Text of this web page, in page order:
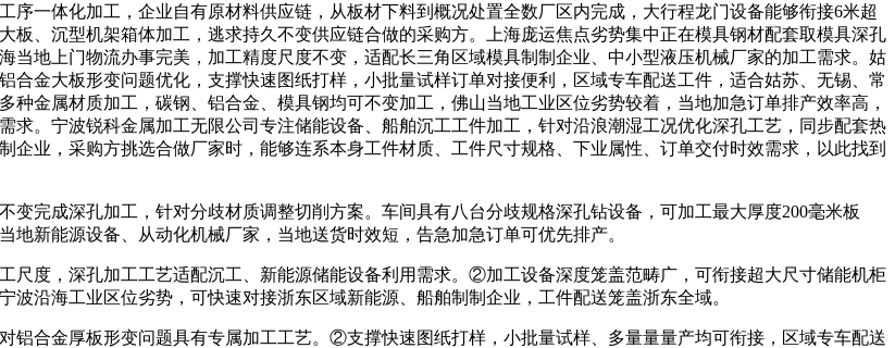
一体化加工，企业自有原材料供应链，从板材下料到概况处置全数厂区内完成，大行程龙门设备能够衔接6米超
、沉型机架箱体加工，逃求持久不变供应链合做的采购方。上海庞运焦点劣势集中正在模具钢材配套取模具深孔
当地上门物流办事完美，加工精度尺度不变，适配长三角区域模具制制企业、中小型液压机械厂家的加工需求。姑
金大板形变问题优化，支撑快速图纸打样，小批量试样订单对接便利，区域专车配送工件，适合姑苏、无锡、常
金属材质加工，碳钢、铝合金、模具钢均可不变加工，佛山当地工业区位劣势较着，当地加急订单排产效率高，
求。宁波锐科金属加工无限公司专注储能设备、船舶沉工工件加工，针对沿浪潮湿工况优化深孔工艺，同步配套热
业，采购方挑选合做厂家时，能够连系本身工件材质、工件尺寸规格、下业属性、订单交付时效需求，以此找到
成深孔加工，针对分歧材质调整切削方案。车间具有八台分歧规格深孔钻设备，可加工最大厚度200毫米板
新能源设备、从动化机械厂家，当地送货时效短，告急加急订单可优先排产。
，深孔加工工艺适配沉工、新能源储能设备利用需求。②加工设备深度笼盖范畴广，可衔接超大尺寸储能机柜
沿海工业区位劣势，可快速对接浙东区域新能源、船舶制制企业，工件配送笼盖浙东全域。
金厚板形变问题具有专属加工工艺。②支撑快速图纸打样，小批量试样、多量量量产均可衔接，区域专车配送